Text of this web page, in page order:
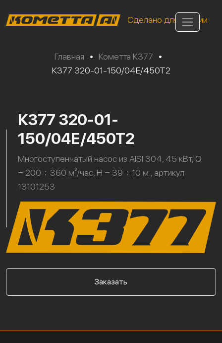
Сделано для России
Главная • Кометта К377
•
К377 320-01-150/04Е/450Т2
К377 320-01-
150/04Е/450Т2
Многоступенчатый насос из AISI 304, 45 кВт, Q
= 200 ÷ 360 м³/час, H = 39 ÷ 10 м., артикул
13101253
Заказать